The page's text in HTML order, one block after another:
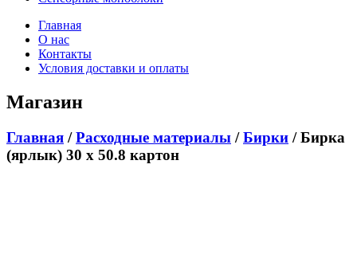
Главная
О нас
Контакты
Условия доставки и оплаты
Магазин
Главная /Расходные материалы /Бирки / Бирка
(ярлык) 30 x 50.8 картон